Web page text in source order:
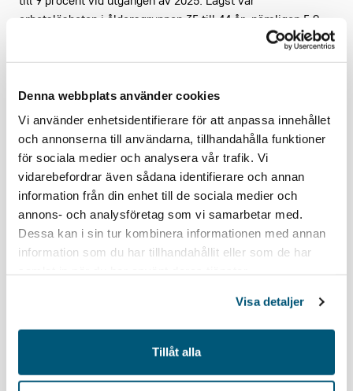
Denna webbplats använder cookies
Vi använder enhetsidentifierare för att anpassa innehållet
och annonserna till användarna, tillhandahålla funktioner
för sociala medier och analysera vår trafik. Vi
vidarebefordrar även sådana identifierare och annan
information från din enhet till de sociala medier och
annons- och analysföretag som vi samarbetar med.
Dessa kan i sin tur kombinera informationen med annan
information som du har tillhandahållit eller som de har
Visa detaljer
Tillåt alla
arbetslösheten i åldersgruppen 35 till 44 år, nämligen 5,9
I ekonomisvepet sammanställer chefsekonom
Joakim Wirén händelser i ekonomin som direkt
eller indirekt påverkar medlemsföretagen i Gröna
arbetsgivare.